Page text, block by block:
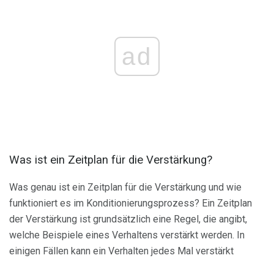
ad
Was ist ein Zeitplan für die Verstärkung?
Was genau ist ein Zeitplan für die Verstärkung und wie
funktioniert es im Konditionierungsprozess? Ein Zeitplan
der Verstärkung ist grundsätzlich eine Regel, die angibt,
welche Beispiele eines Verhaltens verstärkt werden. In
einigen Fällen kann ein Verhalten jedes Mal verstärkt